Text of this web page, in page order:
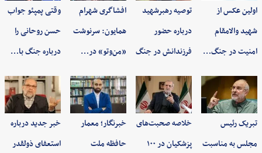
اولین عکس از
شهید والامقام
امنیت در جنگ…
توصیه رهبرشهید
درباره حضور
فرزندانش در جنگ
افشاگری شهرام
همایون: سرنوشت
«من‌وتو» در…
وقتی پمپئو جواب
حسن روحانی را
درباره جنگ با…
تبریک رئیس
مجلس به مناسبت
خلاصه صحبت‌های
پزشکیان در ۱۰۰
خبرنگار؛ معمار
حافظه ملت
خبر جدید درباره
استعفای ذولقدر